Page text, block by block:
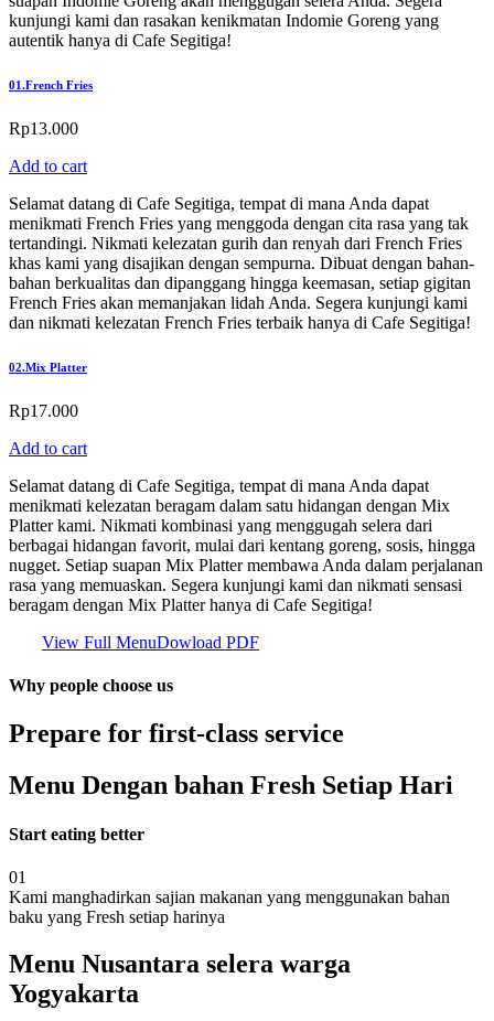
kunjungi kami dan rasakan kenikmatan Indomie Goreng yang
autentik hanya di Cafe Segitiga!
01.French Fries
Rp13.000
Add to cart
Selamat datang di Cafe Segitiga, tempat di mana Anda dapat
menikmati French Fries yang menggoda dengan cita rasa yang tak
tertandingi. Nikmati kelezatan gurih dan renyah dari French Fries
khas kami yang disajikan dengan sempurna. Dibuat dengan bahan-
bahan berkualitas dan dipanggang hingga keemasan, setiap gigitan
French Fries akan memanjakan lidah Anda. Segera kunjungi kami
dan nikmati kelezatan French Fries terbaik hanya di Cafe Segitiga!
02.Mix Platter
Rp17.000
Add to cart
Selamat datang di Cafe Segitiga, tempat di mana Anda dapat
menikmati kelezatan beragam dalam satu hidangan dengan Mix
Platter kami. Nikmati kombinasi yang menggugah selera dari
berbagai hidangan favorit, mulai dari kentang goreng, sosis, hingga
nugget. Setiap suapan Mix Platter membawa Anda dalam perjalanan
rasa yang memuaskan. Segera kunjungi kami dan nikmati sensasi
beragam dengan Mix Platter hanya di Cafe Segitiga!
View Full MenuDowload PDF
Why people choose us
Prepare for first-class service
Menu Dengan bahan Fresh Setiap Hari
Start eating better
01
Kami manghadirkan sajian makanan yang menggunakan bahan
baku yang Fresh setiap harinya
Menu Nusantara selera warga
Yogyakarta